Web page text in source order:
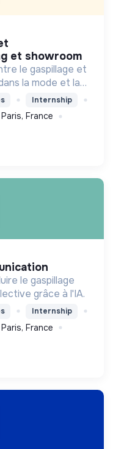
et showroom
le gaspillage et
la mode et la
Internship
Paris, France
le gaspillage
grâce à l'IA.
Internship
Paris, France